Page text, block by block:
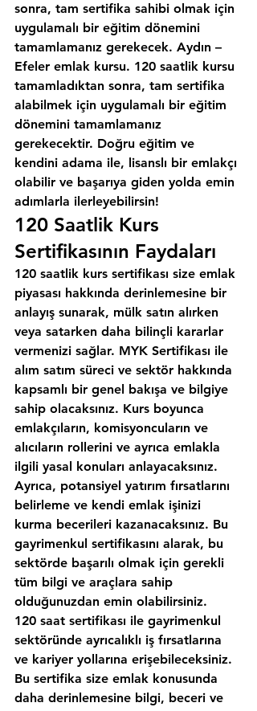
sonra, tam sertifika sahibi olmak için
uygulamalı bir eğitim dönemini
tamamlamanız gerekecek. Aydın –
Efeler emlak kursu. 120 saatlik kursu
tamamladıktan sonra, tam sertifika
alabilmek için uygulamalı bir eğitim
dönemini tamamlamanız
gerekecektir. Doğru eğitim ve
kendini adama ile, lisanslı bir emlakçı
olabilir ve başarıya giden yolda emin
adımlarla ilerleyebilirsin!
120 Saatlik Kurs
Sertifikasının Faydaları
120 saatlik kurs sertifikası size emlak
piyasası hakkında derinlemesine bir
anlayış sunarak, mülk satın alırken
veya satarken daha bilinçli kararlar
vermenizi sağlar. MYK Sertifikası ile
alım satım süreci ve sektör hakkında
kapsamlı bir genel bakışa ve bilgiye
sahip olacaksınız. Kurs boyunca
emlakçıların, komisyoncuların ve
alıcıların rollerini ve ayrıca emlakla
ilgili yasal konuları anlayacaksınız.
Ayrıca, potansiyel yatırım fırsatlarını
belirleme ve kendi emlak işinizi
kurma becerileri kazanacaksınız. Bu
gayrimenkul sertifikasını alarak, bu
sektörde başarılı olmak için gerekli
tüm bilgi ve araçlara sahip
olduğunuzdan emin olabilirsiniz.
120 saat sertifikası ile gayrimenkul
sektöründe ayrıcalıklı iş fırsatlarına
ve kariyer yollarına erişebileceksiniz.
Bu sertifika size emlak konusunda
daha derinlemesine bilgi, beceri ve